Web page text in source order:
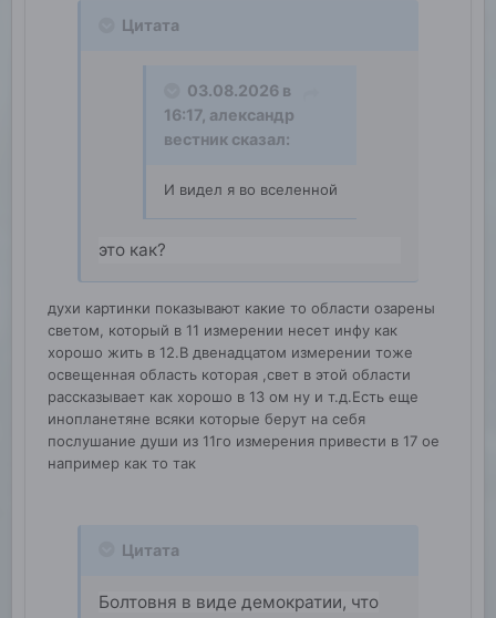
Цитата
03.08.2026 в
16:17, александр
вестник сказал:
И видел я во вселенной
это как?
духи картинки показывают какие то области озарены
светом, который в 11 измерении несет инфу как
хорошо жить в 12.В двенадцатом измерении тоже
освещенная область которая ,свет в этой области
рассказывает как хорошо в 13 ом ну и т.д.Есть еще
инопланетяне всяки которые берут на себя
послушание души из 11го измерения привести в 17 ое
например как то так
Цитата
Болтовня в виде демократии, что